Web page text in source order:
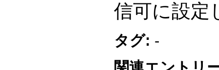
信可に設定
タグ: -